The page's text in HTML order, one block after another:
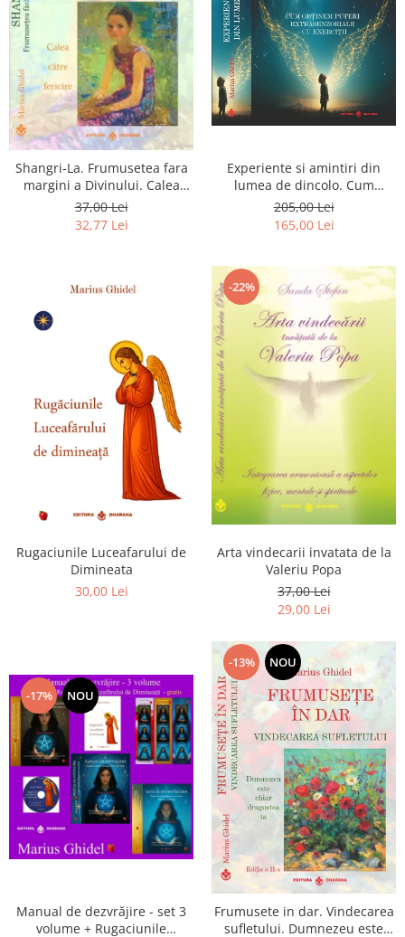
Shangri-La. Frumusetea fara
margini a Divinului. Calea
catre fericire
37,00 Lei
32,77 Lei
Experiente si amintiri din
lumea de dincolo. Cum
obtinem puteri
extrasenzoriale - cu exercitii
205,00 Lei
165,00 Lei
Rugaciunile Luceafarului de
Dimineata
30,00 Lei
-22%
Arta vindecarii invatata de la
Valeriu Popa
37,00 Lei
29,00 Lei
-17% NOU
Manual de dezvrăjire - set 3
volume + Rugaciunile
-13% NOU
Frumusete in dar. Vindecarea
sufletului. Dumnezeu este